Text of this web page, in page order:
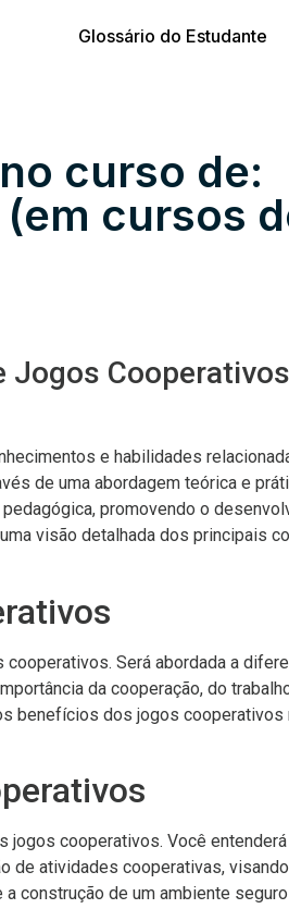
Glossário do Estudante
curso de:
cursos
Jogos
e habilidades
de uma abordagem teórica e
promovendo o
visão detalhada dos principais
Será abordada a
da cooperação, do
benefícios dos jogos cooperativos
jogos cooperativos. Você
de atividades cooperativas,
construção de um ambiente